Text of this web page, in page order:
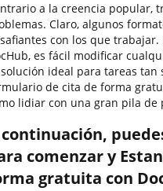
a la creencia popular,
Claro, algunos
con los que
es fácil modificar
ideal para tareas tan
de cita de forma
lidiar con una gran pila de
comenzar y
gratuita con